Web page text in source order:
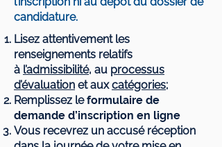
candidature.
Lisez attentivement les
renseignements relatifs
à l’admissibilité, au processus
d’évaluation et auxcatégories;
Remplissez leformulaire de
demande d’inscription en ligne
Vous recevrez un accusé réception